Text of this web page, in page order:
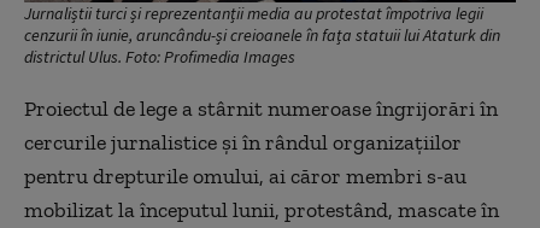
Jurnaliștii turci și reprezentanții media au protestat împotriva legii
cenzurii în iunie, aruncându-și creioanele în fața statuii lui Ataturk din
districtul Ulus. Foto: Profimedia Images
Proiectul de lege a stârnit numeroase îngrijorări în
cercurile jurnalistice şi în rândul organizaţiilor
pentru drepturile omului, ai căror membri s-au
mobilizat la începutul lunii, protestând, mascate în